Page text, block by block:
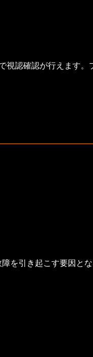
視認確認が行えます。
障を引き起こす要因と